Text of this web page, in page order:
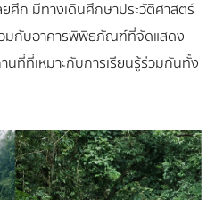
ศึก มีทางเดินศึกษาประวัติศาสตร์
อมกับอาคารพิพิธภัณฑ์ที่จัดแสดง
านที่ที่เหมาะกับการเรียนรู้ร่วมกันทั้ง